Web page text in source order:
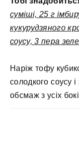
суміші, 25 г
кукурудзяного
соусу, 3 пера
Наріж тофу
солодкого соусу
обсмаж з усіх